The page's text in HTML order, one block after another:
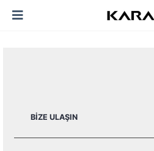
BIZE ULAŞIN